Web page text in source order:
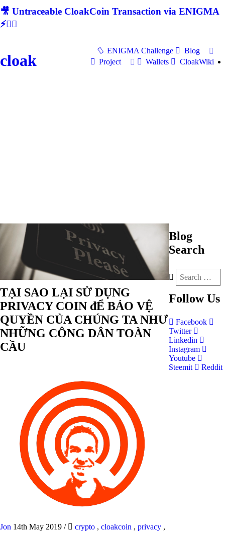
🎥 Untraceable CloakCoin Transaction via ENIGMA
⚡🕵‍♂
cloak
ENIGMA Challenge
Blog
Project
Wallets CloakWiki
TẠI SAO LẠI SỬ DỤNG
PRIVACY COIN đỂ BẢO VỆ
QUYỀN CỦA CHÚNG TA NHƯ
NHỮNG CÔNG DÂN TOÀN
CẦU
Jon 14th May 2019 / crypto , cloakcoin , privacy ,
Blog
Search
Follow Us
Facebook
Twitter
Linkedin
Instagram
Youtube
Steemit
Reddit